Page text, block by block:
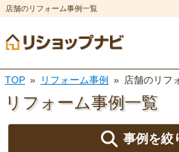
店舗のリフォーム事例一覧
TOP リフォーム事例 店舗のリフ
リフォーム事例一覧
事例を絞
リフォー
※複数選択
キッチン
住宅の種
※複数選択
一戸建て
※複数選択
5年以内
※複数選択
狭小住宅
介護・バリアフリー